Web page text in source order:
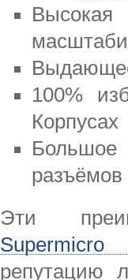
100%
Корпусах
разъёмов
Эти
репутацию